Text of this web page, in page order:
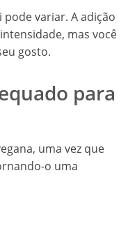
variar. A adição
mas você
gosto.
para
uma vez que
o uma